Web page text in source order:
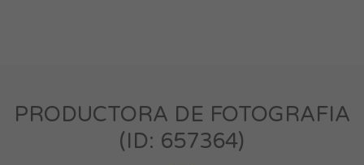
PRODUCTORA DE FOTOGRAFIA
(ID: 657364)